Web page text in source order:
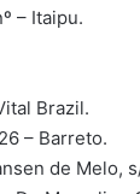
– Itaipu.
Brazil.
– Barreto.
de Melo,